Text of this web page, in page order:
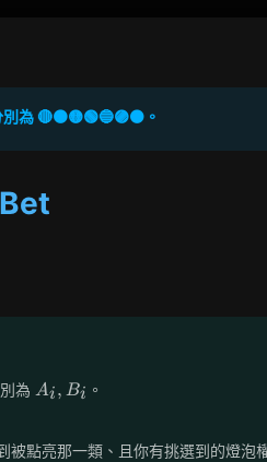
為 🔴🟠🟡🟢🔵🟣⚫。
為 A_i,B_i
Ai, Bi 。
被點亮那一類、且你有挑選到的燈泡